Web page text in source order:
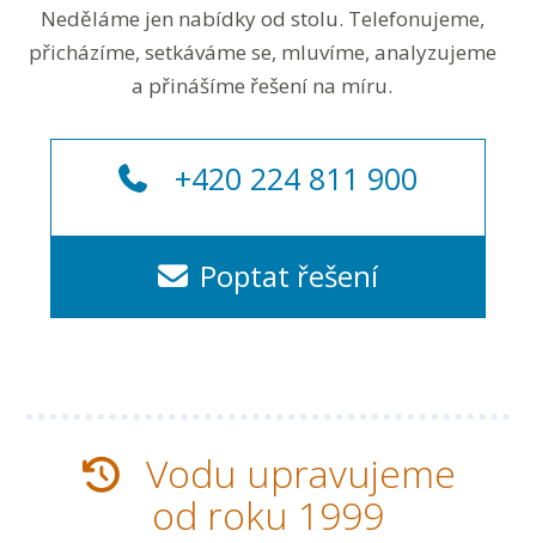
Neděláme jen nabídky od stolu. Telefonujeme,
přicházíme, setkáváme se, mluvíme, analyzujeme
a přinášíme řešení na míru.
+420 224 811 900
Poptat řešení
Vodu upravujeme
od roku 1999